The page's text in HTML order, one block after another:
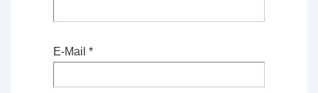
E-Mail *